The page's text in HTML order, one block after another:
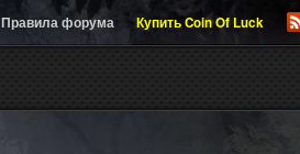
Правила форума Купить Coin Of Luck